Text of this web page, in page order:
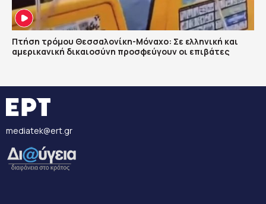
Πτήση τρόμου Θεσσαλονίκη-Μόναχο: Σε ελληνική και
αμερικανική δικαιοσύνη προσφεύγουν οι επιβάτες
mediatek@ert.gr